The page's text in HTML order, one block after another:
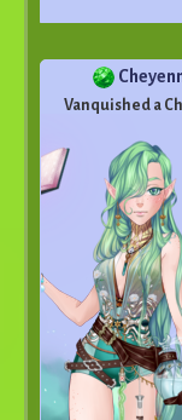
Vanquished a